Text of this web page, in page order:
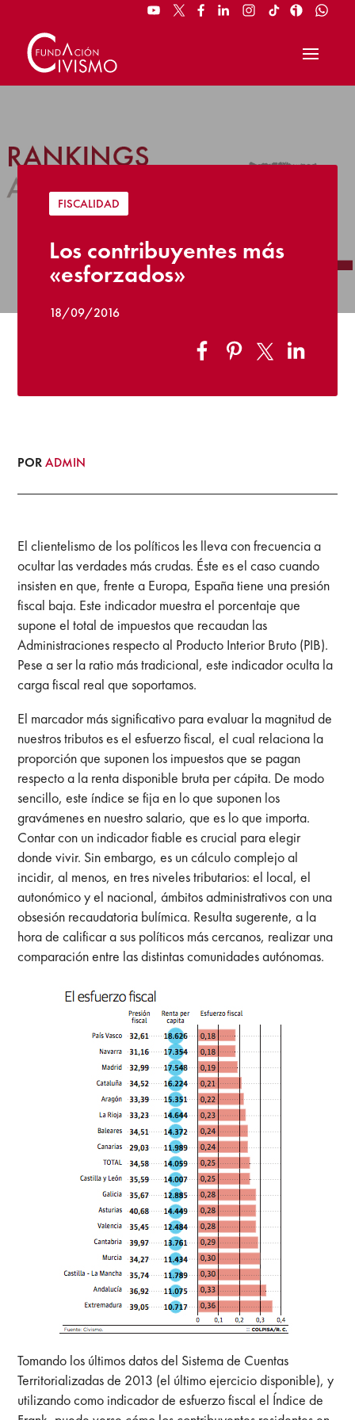
FISCALIDAD
Los contribuyentes más
«esforzados»
18/09/2016
PORADMIN
El clientelismo de los políticos les lleva con frecuencia a
ocultar las verdades más crudas. Éste es el caso cuando
insisten en que, frente a Europa, España tiene una presión
fiscal baja. Este indicador muestra el porcentaje que
supone el total de impuestos que recaudan las
Administraciones respecto al Producto Interior Bruto (PIB).
Pese a ser la ratio más tradicional, este indicador oculta la
carga fiscal real que soportamos.
El marcador más significativo para evaluar la magnitud de
nuestros tributos es el esfuerzo fiscal, el cual relaciona la
proporción que suponen los impuestos que se pagan
respecto a la renta disponible bruta per cápita. De modo
sencillo, este índice se fija en lo que suponen los
gravámenes en nuestro salario, que es lo que importa.
Contar con un indicador fiable es crucial para elegir
donde vivir. Sin embargo, es un cálculo complejo al
incidir, al menos, en tres niveles tributarios: el local, el
autonómico y el nacional, ámbitos administrativos con una
obsesión recaudatoria bulímica. Resulta sugerente, a la
hora de calificar a sus políticos más cercanos, realizar una
comparación entre las distintas comunidades autónomas.
Tomando los últimos datos del Sistema de Cuentas
Territorializadas de 2013 (el último ejercicio disponible), y
utilizando como indicador de esfuerzo fiscal el Índice de